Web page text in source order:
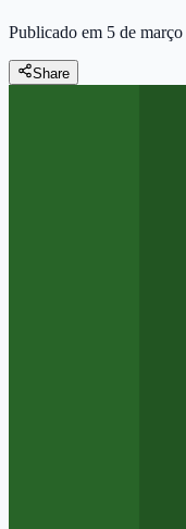
Publicado em 5 de
Share